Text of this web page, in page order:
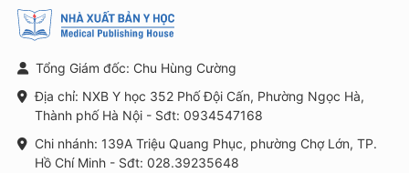
Tổng Giám đốc: Chu Hùng Cường
Địa chỉ: NXB Y học 352 Phố Đội Cấn, Phường Ngọc Hà,
Thành phố Hà Nội - Sđt: 0934547168
Chi nhánh: 139A Triệu Quang Phục, phường Chợ Lớn, TP.
Hồ Chí Minh - Sđt: 028.39235648